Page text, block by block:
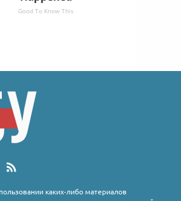
Good To Know This
каких-либо материалов